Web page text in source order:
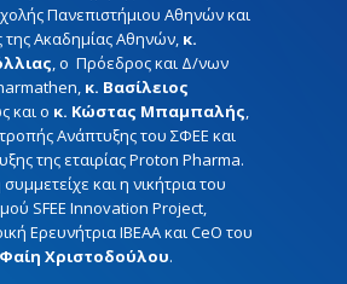
Πανεπιστήμιου Αθηνών και
της Ακαδημίας Αθηνών, κ.
, ο Πρόεδρος και Δ/νων
κ. Βασίλειος
και ο κ. Κώστας Μπαμπαλής,
Ανάπτυξης του ΣΦΕΕ και
της εταιρίας Proton Pharma.
και η νικήτρια του
SFEE Innovation Project,
Ερευνήτρια ΙΒΕΑΑ και CeO του
Χριστοδούλου.